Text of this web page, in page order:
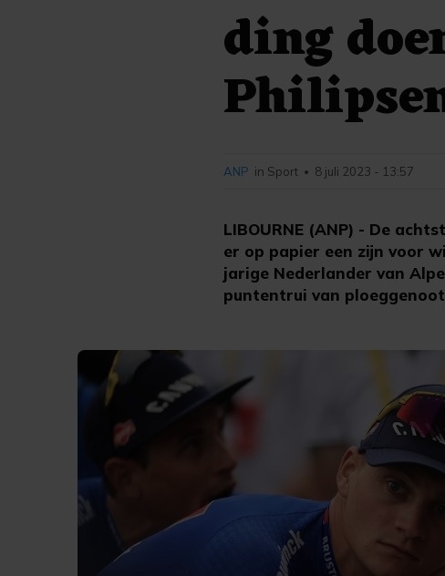
ding
LIBOURNE (ANP) - De
er op papier een zijn voor
jarige Nederlander van
puntentrui van
ANP in Sport • 8 juli 2023 - 13:57